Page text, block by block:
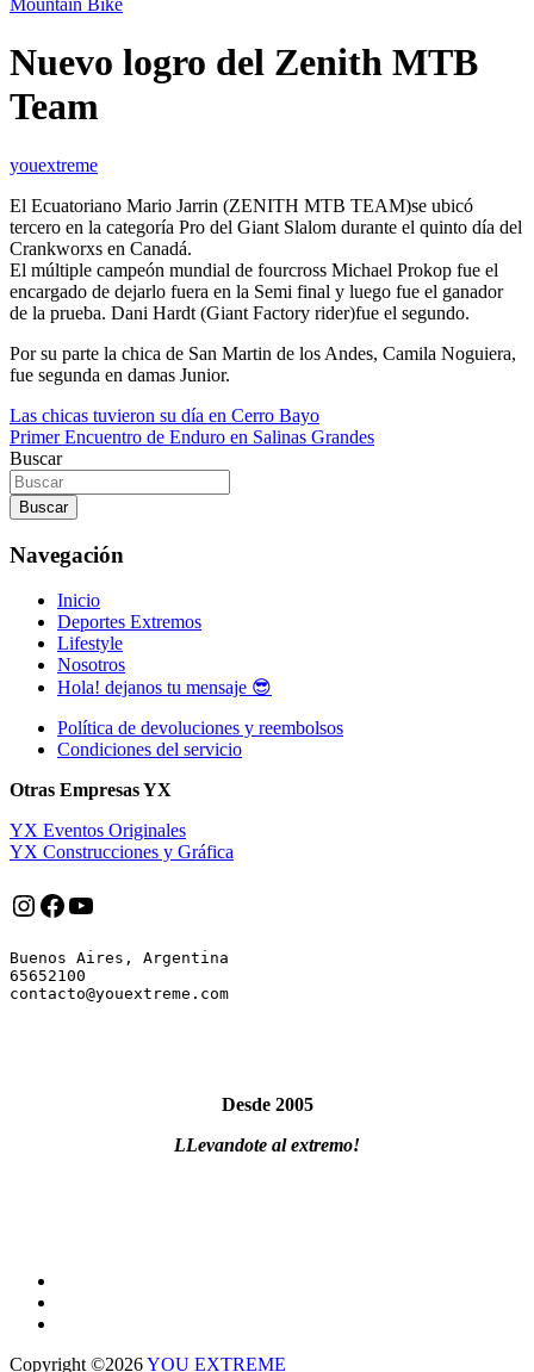
Mountain Bike
Nuevo logro del Zenith MTB
Team
youextreme
El Ecuatoriano Mario Jarrin (ZENITH MTB TEAM)se ubicó
tercero en la categoría Pro del Giant Slalom durante el quinto día del
Crankworxs en Canadá.
El múltiple campeón mundial de fourcross Michael Prokop fue el
encargado de dejarlo fuera en la Semi final y luego fue el ganador
de la prueba. Dani Hardt (Giant Factory rider)fue el segundo.
Por su parte la chica de San Martin de los Andes, Camila Noguiera,
fue segunda en damas Junior.
Navegación
de
entradas
Las chicas tuvieron su día en Cerro Bayo
Primer Encuentro de Enduro en Salinas Grandes
Buscar
Buscar
Navegación
Inicio
Deportes Extremos
Lifestyle
Nosotros
Hola! dejanos tu mensaje 😎
Política de devoluciones y reembolsos
Condiciones del servicio
Otras Empresas YX
YX Eventos Originales
YX Construcciones y Gráfica
Instagram
Facebook
YouTube
Buenos Aires, Argentina
65652100
Desde 2005
LLevandote al extremo!
Copyright ©2026YOU EXTREME